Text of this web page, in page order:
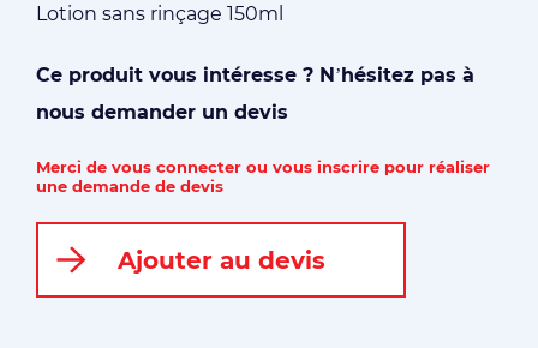
Lotion sans rinçage 150ml
Ce produit vous intéresse ? N’hésitez pas à
nous demander un devis
Merci de vous connecter ou vous inscrire pour réaliser
une demande de devis
Ajouter au devis